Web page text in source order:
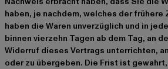
haben, je nachdem, welches der
haben die Waren unverzüglich und in
binnen vierzehn Tagen ab dem Tag, an
Widerruf dieses Vertrags unterrichten,
oder zu übergeben. Die Frist ist